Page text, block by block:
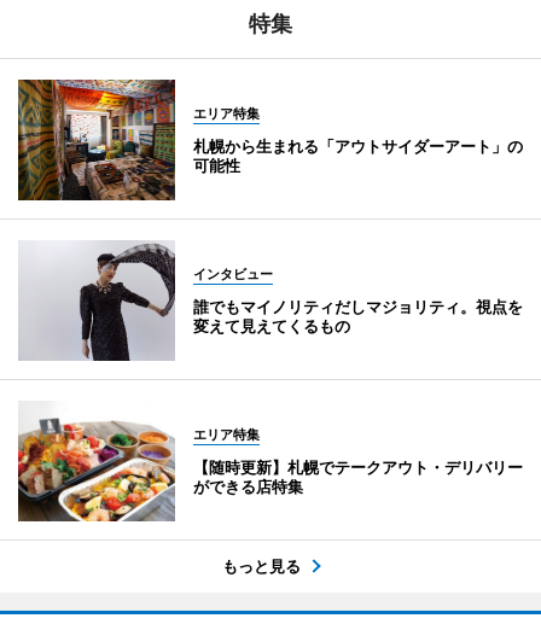
特集
エリア特集
札幌から生まれる「アウトサイダーアート」の
可能性
インタビュー
誰でもマイノリティだしマジョリティ。視点を
変えて見えてくるもの
エリア特集
【随時更新】札幌でテークアウト・デリバリー
ができる店特集
もっと見る